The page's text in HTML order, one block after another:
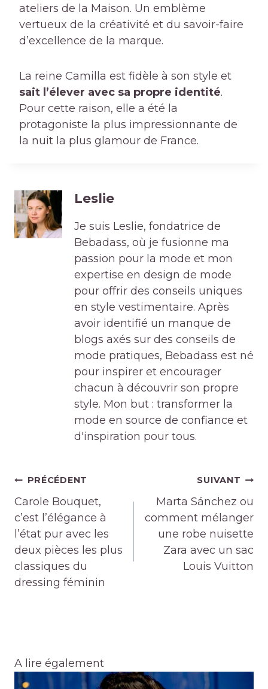
ateliers de la Maison. Un emblème
vertueux de la créativité et du savoir-faire
d’excellence de la marque.
La reine Camilla est fidèle à son style et
sait l’élever avec sa propre identité.
Pour cette raison, elle a été la
protagoniste la plus impressionnante de
la nuit la plus glamour de France.
Leslie
Je suis Leslie, fondatrice de
Bebadass, où je fusionne ma
passion pour la mode et mon
expertise en design de mode
pour offrir des conseils uniques
en style vestimentaire. Après
avoir identifié un manque de
blogs axés sur des conseils de
mode pratiques, Bebadass est né
pour inspirer et encourager
chacun à découvrir son propre
style. Mon but : transformer la
mode en source de confiance et
d'inspiration pour tous.
Navigation
de
l’article
PRÉCÉDENT
Carole Bouquet,
c’est l’élégance à
l’état pur avec les
deux pièces les plus
classiques du
dressing féminin
SUIVANT
Marta Sánchez ou
comment mélanger
une robe nuisette
Zara avec un sac
Louis Vuitton
A lire également